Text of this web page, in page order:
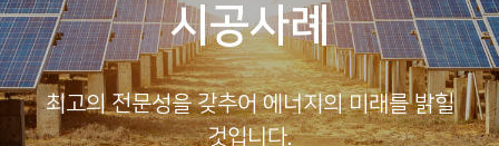
시공사례
최고의 전문성을 갖추어 에너지의 미래를 밝힐
것입니다.